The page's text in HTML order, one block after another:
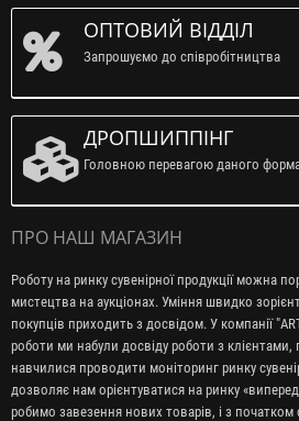
ОПТОВИЙ ВІДДІЛ
Запрошуємо до співробітництва
ДРОПШИППІНГ
Головною перевагою даного
ПРО НАШ МАГАЗИН
Роботу на ринку сувенірної продукції можна
мистецтва на аукціонах. Уміння швидко
покупців приходить з досвідом. У компанії
роботи ми набули досвіду роботи з клієнтами,
навчилися проводити моніторинг ринку
дозволяє нам орієнтуватися на ринку
робимо завезення нових товарів, і з початком